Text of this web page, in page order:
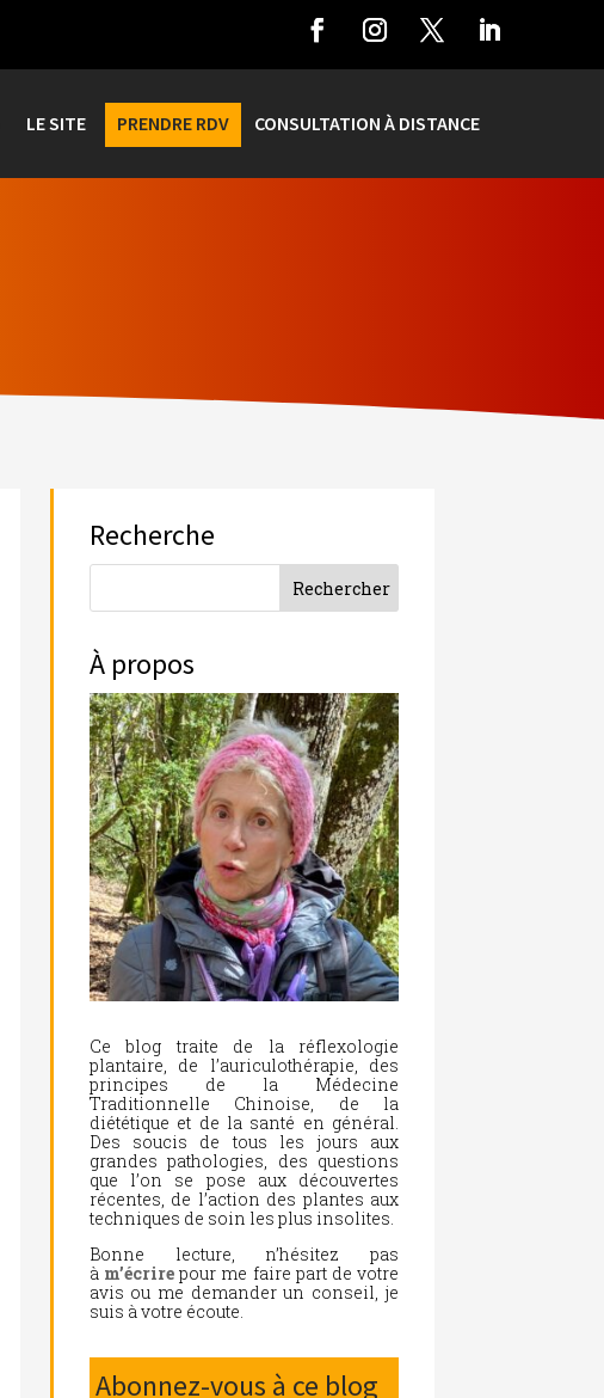
LE SITE PRENDRE RDV CONSULTATION À DISTANCE
Recherche
À propos
Ce blog traite de la réflexologie
plantaire, de l’auriculothérapie, des
principes de la Médecine
Traditionnelle Chinoise, de la
diététique et de la santé en général.
Des soucis de tous les jours aux
grandes pathologies, des questions
que l’on se pose aux découvertes
récentes, de l’action des plantes aux
techniques de soin les plus insolites.
Bonne lecture, n’hésitez pas
à m’écrire pour me faire part de votre
avis ou me demander un conseil, je
suis à votre écoute.
Abonnez-vous à ce blog